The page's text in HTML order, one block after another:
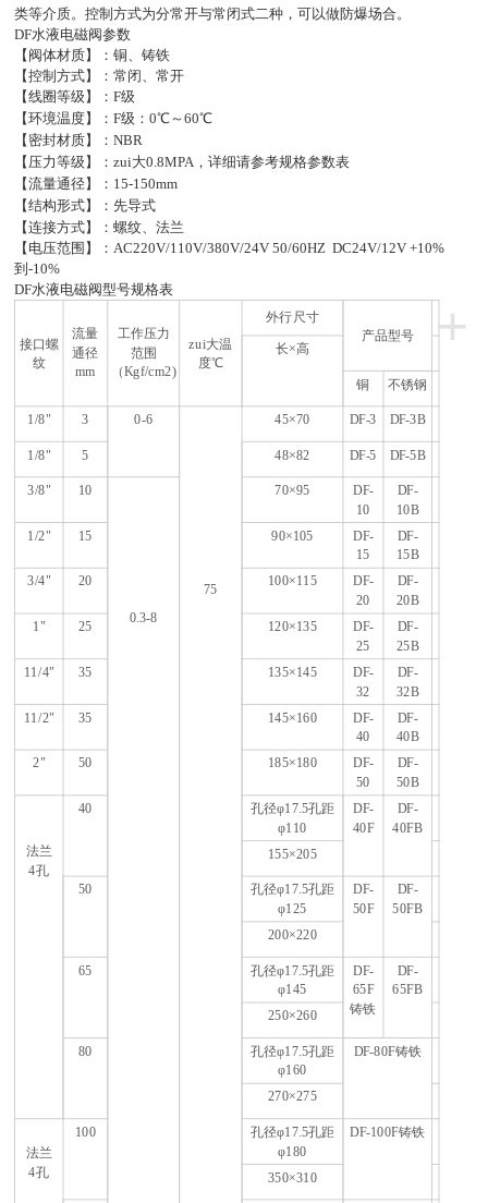
类等介质。控制方式为分常开与常闭式二种，可以做防爆场合。
DF水液电磁阀参数
【阀体材质】：铜、铸铁
【控制方式】：常闭、常开
【线圈等级】：F级
【环境温度】：F级：0℃～60℃
【密封材质】：NBR
【压力等级】：zui大0.8MPA，详细请参考规格参数表
【流量通径】：15-150mm
【结构形式】：先导式
【连接方式】：螺纹、法兰
【电压范围】：AC220V/110V/380V/24V 50/60HZ DC24V/12V +10%
到-10%
DF水液电磁阀型号规格表
+
接口螺
纹
流量
通径
mm
工作压力
范围
（Kgf/cm2)
zui大温
度℃
外行尺寸
产品型号
长×高
铜 不锈钢
1/8" 3 0-6
75
45×70 DF-3 DF-3B
1/8" 5 48×82 DF-5 DF-5B
3/8" 10
0.3-8
70×95
DF-
10
DF-
10B
1/2" 15 90×105
DF-
15
DF-
15B
3/4" 20 100×115
DF-
20
DF-
20B
1" 25 120×135
DF-
25
DF-
25B
11/4" 35 135×145
DF-
32
DF-
32B
11/2" 35 145×160
DF-
40
DF-
40B
2" 50 185×180
DF-
50
DF-
50B
法兰
4孔
40
孔径φ17.5孔距
φ110
DF-
40F
DF-
40FB
155×205
50
孔径φ17.5孔距
φ125
DF-
50F
DF-
50FB
200×220
65
孔径φ17.5孔距
φ145
DF-
65F
铸铁
DF-
65FB
250×260
80
孔径φ17.5孔距
φ160
DF-80F铸铁
270×275
法兰
4孔
100
孔径φ17.5孔距
φ180
DF-100F铸铁
350×310